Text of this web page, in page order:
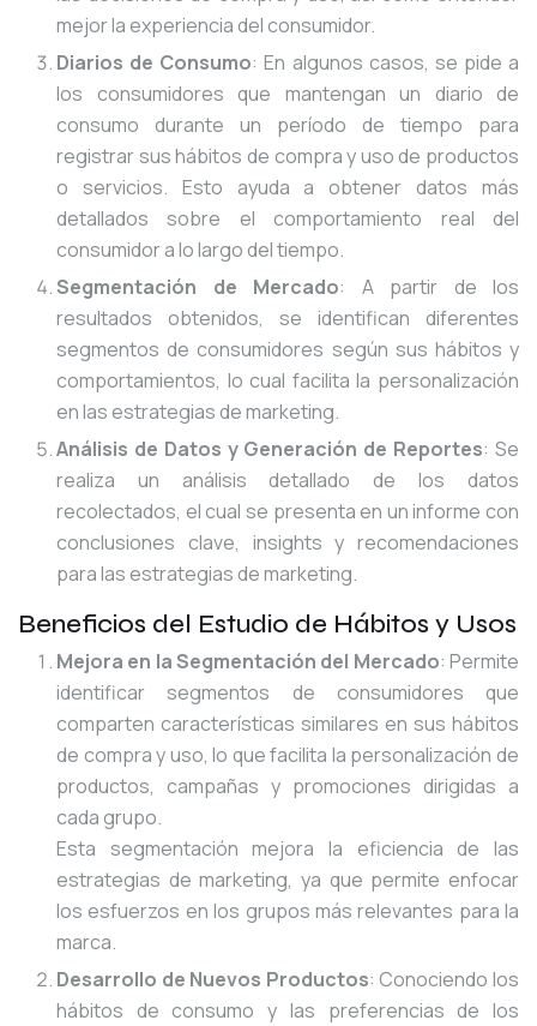
mejor la experiencia del consumidor.
Diarios de Consumo: En algunos casos, se pide a
los consumidores que mantengan un diario de
consumo durante un período de tiempo para
registrar sus hábitos de compra y uso de productos
o servicios. Esto ayuda a obtener datos más
detallados sobre el comportamiento real del
consumidor a lo largo del tiempo.
Segmentación de Mercado: A partir de los
resultados obtenidos, se identifican diferentes
segmentos de consumidores según sus hábitos y
comportamientos, lo cual facilita la personalización
en las estrategias de marketing.
Análisis de Datos y Generación de Reportes: Se
realiza un análisis detallado de los datos
recolectados, el cual se presenta en un informe con
conclusiones clave, insights y recomendaciones
para las estrategias de marketing.
Beneficios del Estudio de Hábitos y Usos
Mejora en la Segmentación del Mercado: Permite
identificar segmentos de consumidores que
comparten características similares en sus hábitos
de compra y uso, lo que facilita la personalización de
productos, campañas y promociones dirigidas a
cada grupo.
Esta segmentación mejora la eficiencia de las
estrategias de marketing, ya que permite enfocar
los esfuerzos en los grupos más relevantes para la
marca.
Desarrollo de Nuevos Productos: Conociendo los
hábitos de consumo y las preferencias de los